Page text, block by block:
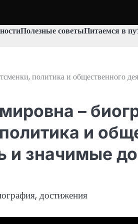
Полезные советыПитаемся в
политика и общественного
–
и
и значимые